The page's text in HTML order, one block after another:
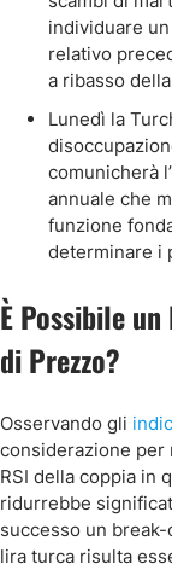
individuare
relativo
a ribasso
Lunedì la
comunicherà
annuale che
funzione
determinare i
È Possibile
di Prezzo?
Osservando gli
considerazione per
RSI della coppia in
ridurrebbe
successo un break-
lira turca risulta